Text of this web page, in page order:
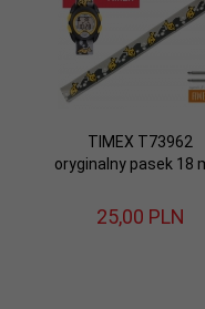
TIMEX T73962
oryginalny pasek 18
25,00 PLN